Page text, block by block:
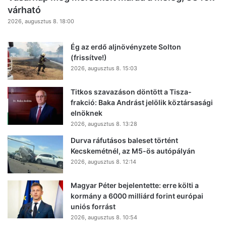
várható
2026, augusztus 8. 18:00
Ég az erdő aljnövényzete Solton
(frissítve!)
2026, augusztus 8. 15:03
Titkos szavazáson döntött a Tisza-
frakció: Baka Andrást jelölik köztársasági
elnöknek
2026, augusztus 8. 13:28
Durva ráfutásos baleset történt
Kecskemétnél, az M5-ös autópályán
2026, augusztus 8. 12:14
Magyar Péter bejelentette: erre költi a
kormány a 6000 milliárd forint európai
uniós forrást
2026, augusztus 8. 10:54